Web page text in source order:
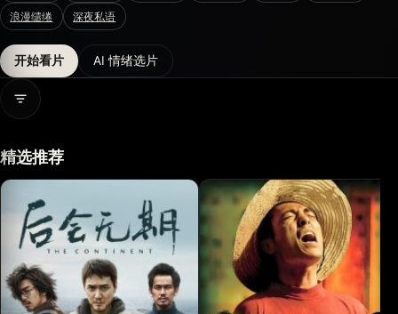
影评与解读
关于我们
浪漫缱绻 深夜私语
开始看片 AI 情绪选片
打开情绪信息
精选推荐